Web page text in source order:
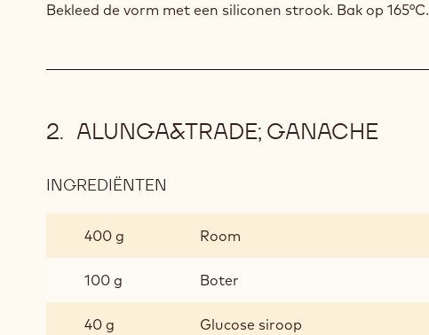
Bekleed de vorm met een siliconen strook. Bak op 165°C.
ALUNGA&TRADE; GANACHE
INGREDIËNTEN
GANACHE
400 g Room
100 g Boter
40 g Glucose siroop